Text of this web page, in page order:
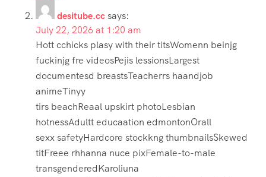
desitube.ccsays:
July 22, 2026 at 1:20 am
Hott cchicks plasy with their titsWomenn beinjg
fuckinjg fre videosPejis lessionsLargest
documentesd breastsTeacherrs haandjob
animeTinyy
tirs beachReaal upskirt photoLesbian
hotnessAdultt educaation edmontonOrall
sexx safetyHardcore stockkng thumbnailsSkewed
titFreee rhhanna nuce pixFemale-to-male
transgenderedKaroliuna